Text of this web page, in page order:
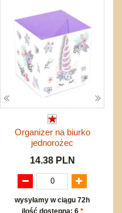
Organizer na biurko
jednorożec
14.38 PLN
wysyłamy w ciągu 72h
ilość dostępna: 6 *